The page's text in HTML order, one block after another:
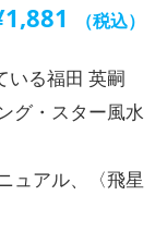
1,881 （税込）
いる福田 英嗣
グ・スター風水
ュアル、〈飛星